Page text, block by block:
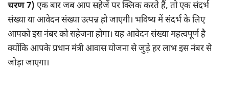
चरण 7) एक बार जब आप सहेजें पर क्लिक करते हैं, तो एक संदर्भ
संख्या या आवेदन संख्या उत्पन्न हो जाएगी। भविष्य में संदर्भ के लिए
आपको इस नंबर को सहेजना होगा। यह आवेदन संख्या महत्वपूर्ण है
क्योंकि आपके प्रधान मंत्री आवास योजना से जुड़े हर लाभ इस नंबर से
जोड़ा जाएगा।